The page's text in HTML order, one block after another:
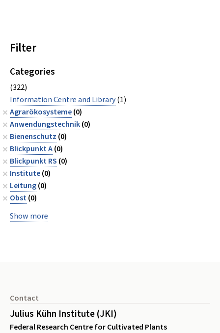
Filter
Categories
(322)
Information Centre and Library(1)
Agrarökosysteme(0)
Anwendungstechnik(0)
Bienenschutz (0)
Blickpunkt A(0)
Blickpunkt RS (0)
Institute(0)
Leitung(0)
Obst(0)
Show more
Contact
Julius Kühn Institute (JKI)
Federal Research Centre for Cultivated Plants